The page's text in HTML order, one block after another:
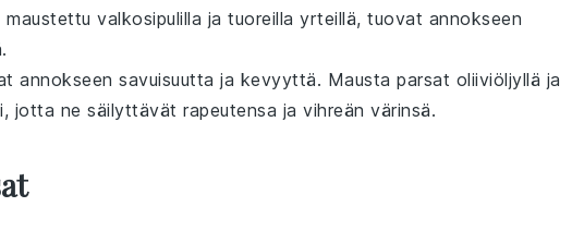
valkosipulilla ja tuoreilla yrteillä, tuovat annokseen
.
annokseen savuisuutta ja kevyyttä. Mausta parsat oliiviöljyllä ja
jotta ne säilyttävät rapeutensa ja vihreän värinsä.